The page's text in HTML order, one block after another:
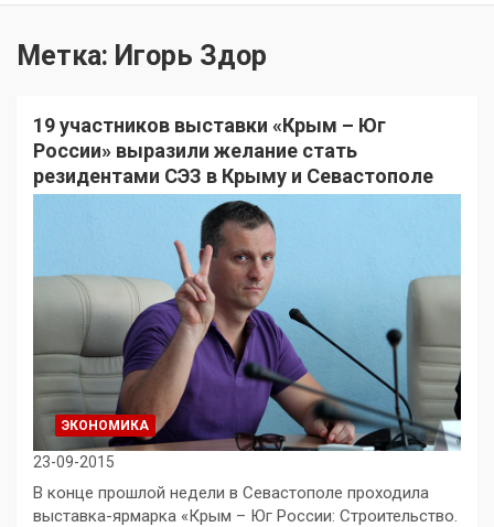
Метка: Игорь Здор
19 участников выставки «Крым – Юг
России» выразили желание стать
резидентами СЭЗ в Крыму и Севастополе
ЭКОНОМИКА
23-09-2015
В конце прошлой недели в Севастополе проходила
выставка-ярмарка «Крым – Юг России: Строительство.